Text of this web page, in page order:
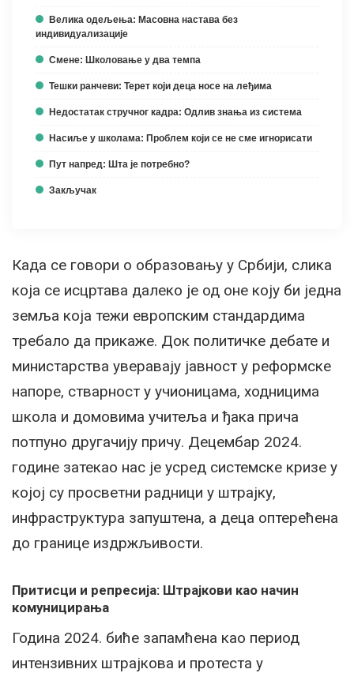
Велика одељења: Масовна настава без
индивидуализације
Смене: Школовање у два темпа
Тешки ранчеви: Терет који деца носе на леђима
Недостатак стручног кадра: Одлив знања из система
Насиље у школама: Проблем који се не сме игнорисати
Пут напред: Шта је потребно?
Закључак
Када се говори о образовању у Србији, слика
која се исцртава далеко је од оне коју би једна
земља која тежи европским стандардима
требало да прикаже. Док политичке дебате и
министарства уверавају јавност у реформске
напоре, стварност у учионицама, ходницима
школа и домовима учитеља и ђака прича
потпуно другачију причу. Децембар 2024.
године затекао нас је усред системске кризе у
којој су просветни радници у штрајку,
инфраструктура запуштена, а деца оптерећена
до границе издржљивости.
Притисци и репресија: Штрајкови као начин
комуницирања
Година 2024. биће запамћена као период
интензивних штрајкова и протеста у